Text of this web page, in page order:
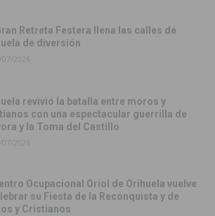
Retreta Festera llena las calles de
de diversión
07/2026
revivió la batalla entre moros y
con una espectacular guerrilla de
y la Toma del Castillo
07/2026
Ocupacional Oriol de Orihuela vuelve
su Fiesta de la Reconquista y de
y Cristianos